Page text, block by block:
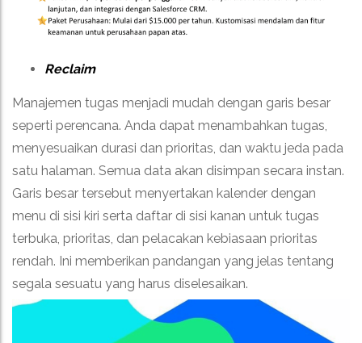
Reclaim
Manajemen tugas menjadi mudah dengan garis besar
seperti perencana. Anda dapat menambahkan tugas,
menyesuaikan durasi dan prioritas, dan waktu jeda pada
satu halaman. Semua data akan disimpan secara instan.
Garis besar tersebut menyertakan kalender dengan
menu di sisi kiri serta daftar di sisi kanan untuk tugas
terbuka, prioritas, dan pelacakan kebiasaan prioritas
rendah. Ini memberikan pandangan yang jelas tentang
segala sesuatu yang harus diselesaikan.